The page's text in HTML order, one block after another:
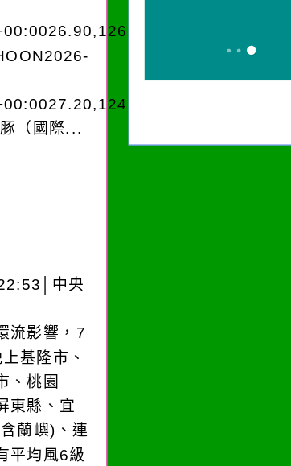
（國際...
中央
流影響，7
基隆市、
、桃園
東縣、宜
蘭嶼)、連
平均風6級